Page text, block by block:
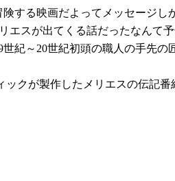
する映画だよってメッセージし
エスが出てくる話だったなんて
紀～20世紀初頭の職人の手先の
クが製作したメリエスの伝記番